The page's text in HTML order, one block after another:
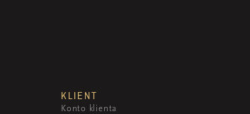
KLIENT
Konto klienta